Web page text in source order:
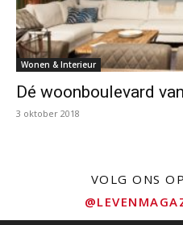
Wonen & Interieur
Dé woonboulevard
3 oktober 2018
VOLG ONS